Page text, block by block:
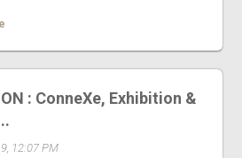
: ConneXe, Exhibition &
12:07 PM